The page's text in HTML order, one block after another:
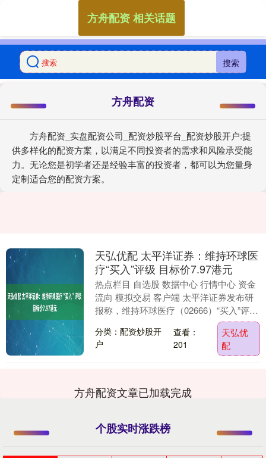
搜索
方舟配资
方舟配资_实盘配资公司_配资炒股平台_配资炒股开户:提
供多样化的配资方案，以满足不同投资者的需求和风险承受能
力。无论您是初学者还是经验丰富的投资者，都可以为您量身
定制适合您的配资方案。
方舟配资 相关话题
天弘优配 太平洋证券：维持环球医
疗“买入”评级 目标价7.97港元
热点栏目 自选股 数据中心 行情中心 资金
流向 模拟交易 客户端 太平洋证券发布研
报称，维持环球医疗（02666）“买入”评
级，预计2025-2027年公司营业....
分类：配资炒股开
户
查看：
201
天弘优
配
方舟配资文章已加载完成
个股实时涨跌榜